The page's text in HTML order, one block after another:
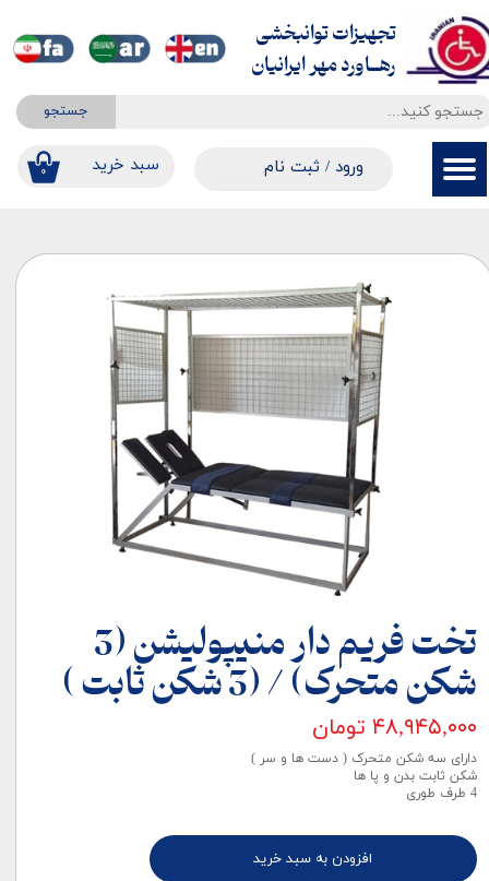
جستجو
۰ ​​سبد خرید ورود / ثبت نام
حساب کاربری من
سفارشات
خروج از حساب کاربری
تجهیزات توانبخشی
​​​​​​​رهــاورد مهر ایرانیان
تخت فریم دار منیپولیشن (3
شکن متحرک) / (3 شکن ثابت )
۴۸,۹۴۵,۰۰۰ تومان
دارای سه شکن متحرک ( دست ها و سر )
شکن ثابت بدن و پا ها
4 طرف طوری
افزودن به سبد خرید